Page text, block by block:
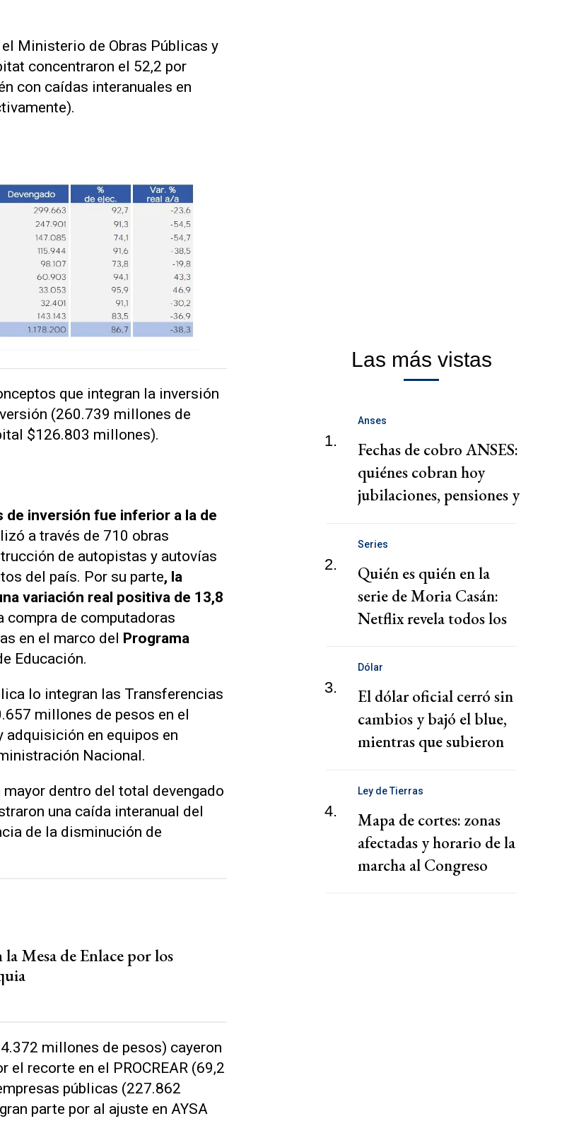
Ministerio de Obras Públicas y
concentraron el 52,2 por
con caídas interanuales en
que integran la inversión
(260.739 millones de
$126.803 millones).
inversión fue inferior a la de
a través de 710 obras
de autopistas y autovías
del país. Por su parte, la
variación real positiva de 13,8
compra de computadoras
en el marco del
Programa
Educación.
lo integran las Transferencias
millones de pesos en el
adquisición en equipos en
Nacional.
dentro del total devengado
una caída interanual del
de la disminución de
la Mesa de Enlace por los
millones de pesos) cayeron
recorte en el PROCREAR (69,2
públicas (227.862
parte por al ajuste en AYSA
Las más vistas
1.
Anses
Fechas de cobro ANSES:
quiénes cobran hoy
jubilaciones, pensiones y
2.
Series
Quién es quién en la
serie de Moria Casán:
Netflix revela todos los
3.
Dólar
El dólar oficial cerró sin
cambios y bajó el blue,
mientras que subieron
4.
Ley de Tierras
Mapa de cortes: zonas
afectadas y horario de la
marcha al Congreso